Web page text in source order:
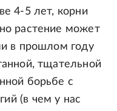
4-5 лет, корни
растение может
в прошлом году
тщательной
борьбе с
(в чем у нас